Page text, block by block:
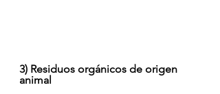
3) Residuos orgánicos de origen
animal